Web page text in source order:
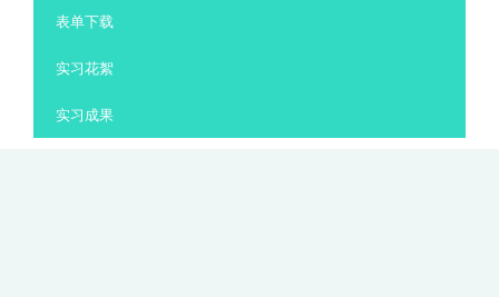
表单下载
实习花絮
实习成果